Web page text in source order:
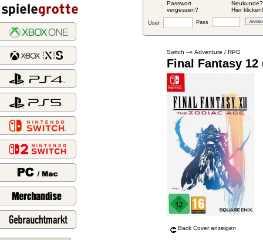
Passwort
vergessen?
Neukunde?
Hier klicken!
User Pass
Switch --» Adventure / RPG
Final Fantasy 12
Back Cover anzeigen